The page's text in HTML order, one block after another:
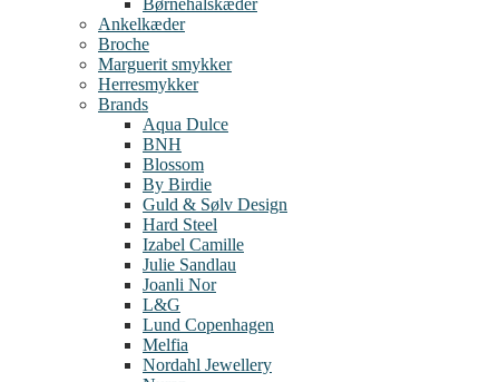
Børnehalskæder
Ankelkæder
Broche
Marguerit smykker
Herresmykker
Brands
Aqua Dulce
BNH
Blossom
By Birdie
Guld & Sølv Design
Hard Steel
Izabel Camille
Julie Sandlau
Joanli Nor
L&G
Lund Copenhagen
Melfia
Nordahl Jewellery